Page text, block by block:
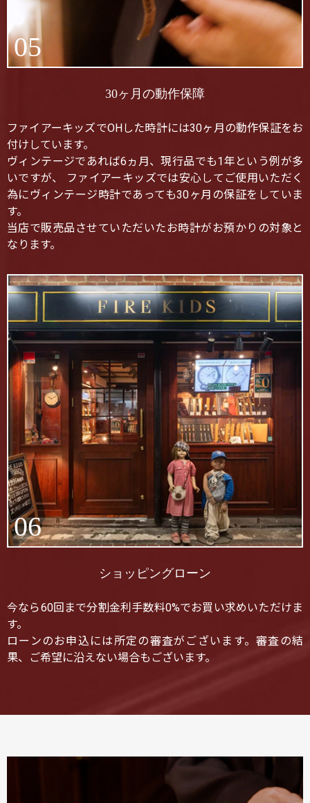
05
30ヶ月の動作保障
ファイアーキッズでOHした時計には30ヶ月の動作保証をお
付けしています。
ヴィンテージであれば6ヵ月、現行品でも1年という例が多
いですが、 ファイアーキッズでは安心してご使用いただく
為にヴィンテージ時計であっても30ヶ月の保証をしていま
す。
当店で販売品させていただいたお時計がお預かりの対象と
なります。
06
ショッピングローン
今なら60回まで分割金利手数料0%でお買い求めいただけま
す。
ローンのお申込には所定の審査がございます。審査の結
果、ご希望に沿えない場合もございます。